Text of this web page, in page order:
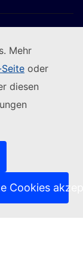
Mehr
oder
diesen
Cookies
Link)